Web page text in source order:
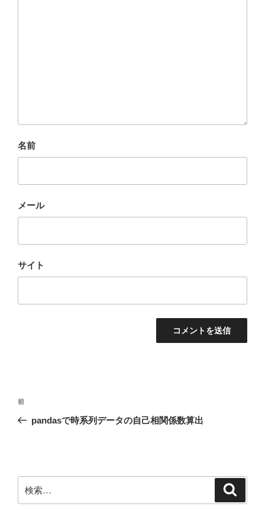
名前
メール
サイト
投
ナ
ー
シ
前
の
前
pandasで時系列データの自己相関係数算出
索: